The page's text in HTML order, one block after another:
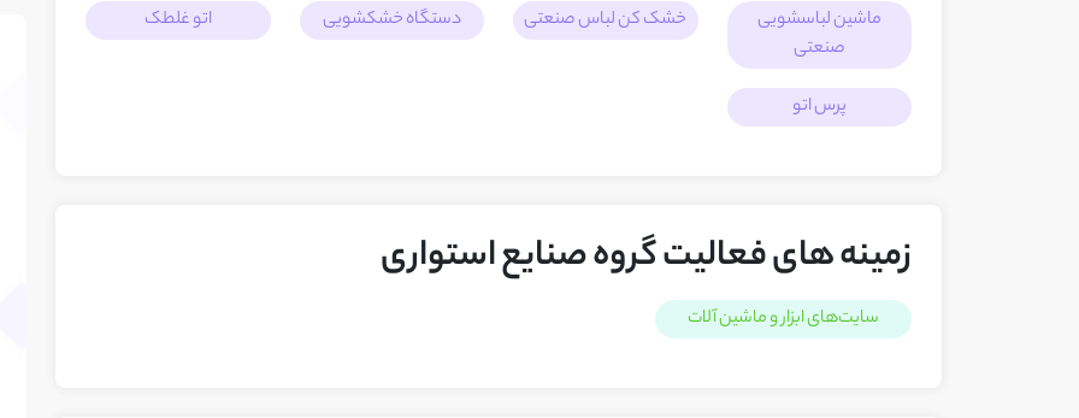
ماشین لباسشویی
صنعتی
خشک کن لباس صنعتی دستگاه خشکشویی اتو غلطک
پرس اتو
زمینه های فعالیت گروه صنایع استواری
سایت‌های ابزار و ماشین آلات